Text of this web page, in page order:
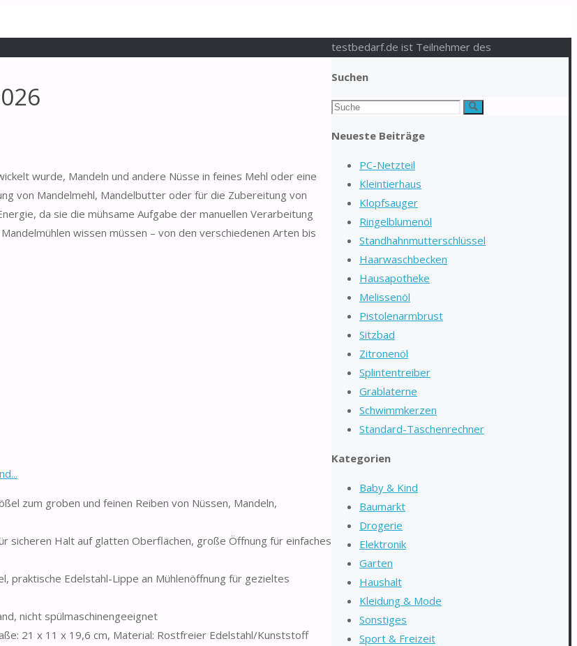
wurde, Mandeln und andere Nüsse in feines Mehl oder eine
von Mandelmehl, Mandelbutter oder für die Zubereitung von
da sie die mühsame Aufgabe der manuellen Verarbeitung
wissen müssen – von den verschiedenen Arten bis
zum groben und feinen Reiben von Nüssen, Mandeln,
sicheren Halt auf glatten Oberflächen, große Öffnung für einfaches
praktische Edelstahl-Lippe an Mühlenöffnung für gezieltes
nicht spülmaschinengeeignet
21 x 11 x 19,6 cm, Material: Rostfreier Edelstahl/Kunststoff
Suchen
Suchen
Suche
Neueste Beiträge
PC-Netzteil
Kleintierhaus
Klopfsauger
Ringelblumenöl
Standhahnmutterschlüssel
Haarwaschbecken
Hausapotheke
Melissenöl
Pistolenarmbrust
Sitzbad
Zitronenöl
Splintentreiber
Grablaterne
Schwimmkerzen
Standard-Taschenrechner
Kategorien
Baby & Kind
Baumarkt
Drogerie
Elektronik
Garten
Haushalt
Kleidung & Mode
Sonstiges
Sport & Freizeit
testbedarf.de ist Teilnehmer des